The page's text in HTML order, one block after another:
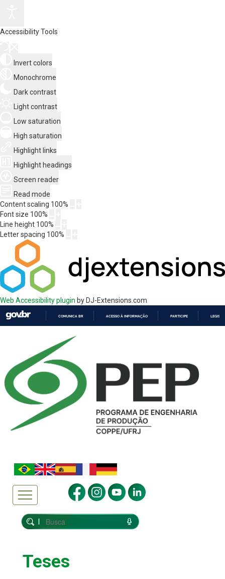
Accessibility Tools
Invert colors
Monochrome
Dark contrast
Light contrast
Low saturation
High saturation
Highlight links
Highlight headings
Screen reader
Read mode
Content scaling 100%
Font size 100%
Line height 100%
Letter spacing 100%
Web Accessibility plugin by DJ-Extensions.com
COMUNICA BR ACESSO À INFORMAÇÃO PARTICIPE
Teses